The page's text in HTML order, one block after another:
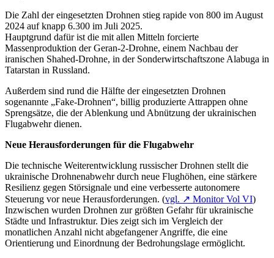
Die Zahl der eingesetzten Drohnen stieg rapide von 800 im August
2024 auf knapp 6.300 im Juli 2025.
Hauptgrund dafür ist die mit allen Mitteln forcierte
Massenproduktion der Geran-2-Drohne, einem Nachbau der
iranischen Shahed-Drohne, in der Sonderwirtschaftszone Alabuga in
Tatarstan in Russland.
Außerdem sind rund die Hälfte der eingesetzten Drohnen
sogenannte „Fake-Drohnen“, billig produzierte Attrappen ohne
Sprengsätze, die der Ablenkung und Abnützung der ukrainischen
Flugabwehr dienen.
Neue Herausforderungen für die Flugabwehr
Die technische Weiterentwicklung russischer Drohnen stellt die
ukrainische Drohnenabwehr durch neue Flughöhen, eine stärkere
Resilienz gegen Störsignale und eine verbesserte autonomere
Steuerung vor neue Herausforderungen. (vgl. ↗ Monitor Vol VI)
Inzwischen wurden Drohnen zur größten Gefahr für ukrainische
Städte und Infrastruktur. Dies zeigt sich im Vergleich der
monatlichen Anzahl nicht abgefangener Angriffe, die eine
Orientierung und Einordnung der Bedrohungslage ermöglicht.